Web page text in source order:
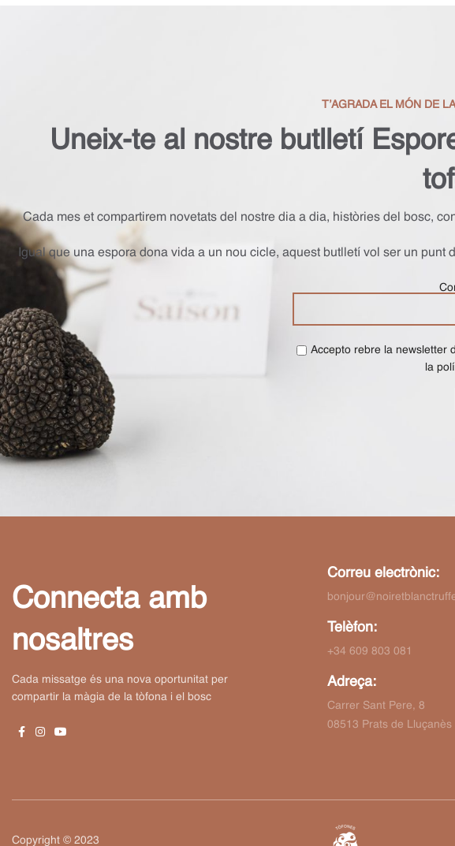
T’AGRADA EL MÓN DE
Uneix-te al nostre butlletí
Cada mes et compartirem novetats del nostre dia a dia, històries del bosc,
Igual que una espora dona vida a un nou cicle, aquest butlletí vol ser un
Accepto rebre la newsletter
la
Connecta amb
nosaltres
Cada missatge és una nova oportunitat per
compartir la màgia de la tòfona i el bosc
Correu electrònic:
Telèfon:
+34 609 803 081
Adreça:
Carrer Sant Pere, 8
08513 Prats de Lluçanès
Copyright © 2023